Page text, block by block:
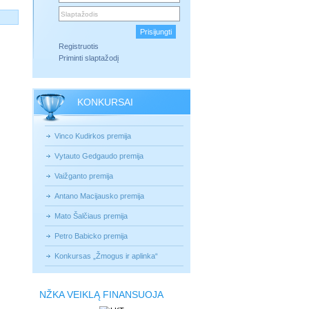
Registruotis
Priminti slaptažodį
KONKURSAI
Vinco Kudirkos premija
Vytauto Gedgaudo premija
Vaižganto premija
Antano Macijausko premija
Mato Šalčiaus premija
Petro Babicko premija
Konkursas „Žmogus ir aplinka“
NŽKA VEIKLĄ FINANSUOJA